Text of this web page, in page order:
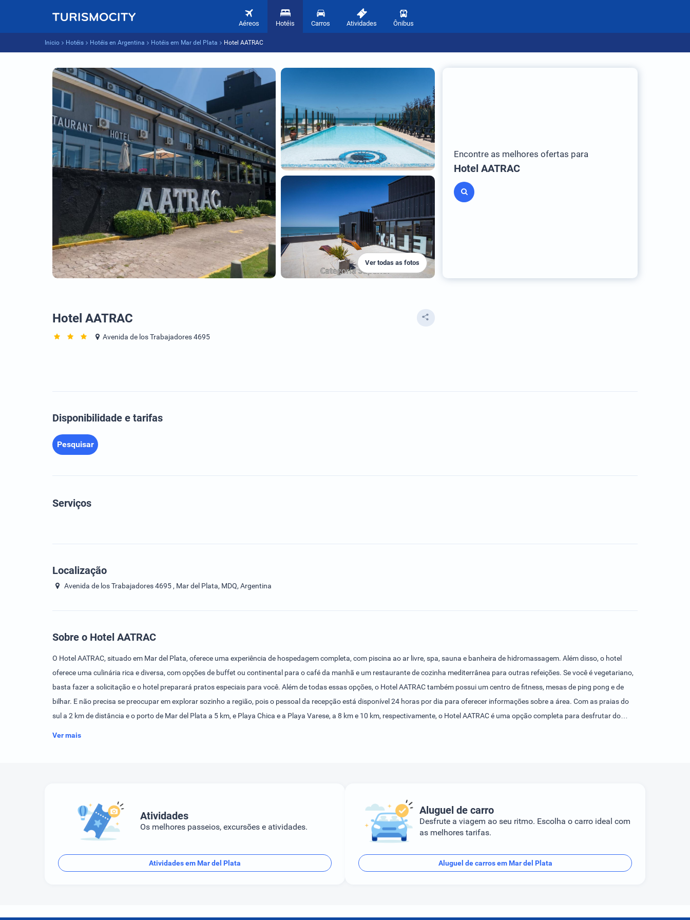
Aéreos Hotéis Carros Atividades Ônibus
Inicio Hotéis Hotéis en Argentina Hotéis em Mar del Plata Hotel AATRAC
Ver todas as fotos
Encontre as melhores ofertas para
Hotel AATRAC
Hotel AATRAC
Avenida de los Trabajadores 4695
Disponibilidade e tarifas
Pesquisar
Serviços
Localização
Avenida de los Trabajadores 4695 , Mar del Plata, MDQ, Argentina
Sobre o Hotel AATRAC
O Hotel AATRAC, situado em Mar del Plata, oferece uma experiência de hospedagem completa, com piscina ao ar livre, spa, sauna e banheira de hidromassagem. Além disso, o hotel
oferece uma culinária rica e diversa, com opções de buffet ou continental para o café da manhã e um restaurante de cozinha mediterrânea para outras refeições. Se você é vegetariano,
basta fazer a solicitação e o hotel preparará pratos especiais para você. Além de todas essas opções, o Hotel AATRAC também possui um centro de fitness, mesas de ping pong e de
bilhar. E não precisa se preocupar em explorar sozinho a região, pois o pessoal da recepção está disponível 24 horas por dia para oferecer informações sobre a área. Com as praias do
sul a 2 km de distância e o porto de Mar del Plata a 5 km, e Playa Chica e a Playa Varese, a 8 km e 10 km, respectivamente, o Hotel AATRAC é uma opção completa para desfrutar do
Ver mais
Atividades
Os melhores passeios, excursões e atividades.
Atividades em Mar del Plata
Aluguel de carro
Desfrute a viagem ao seu ritmo. Escolha o carro ideal com
as melhores tarifas.
Aluguel de carros em Mar del Plata